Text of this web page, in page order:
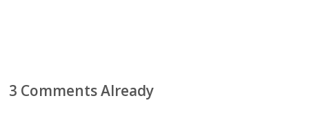
3 Comments Already